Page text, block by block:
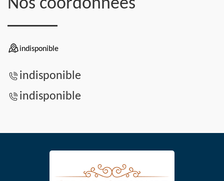
Nos coordonnées
indisponible
indisponible
indisponible